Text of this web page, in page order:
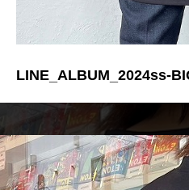
LINE_ALBUM_2024ss-